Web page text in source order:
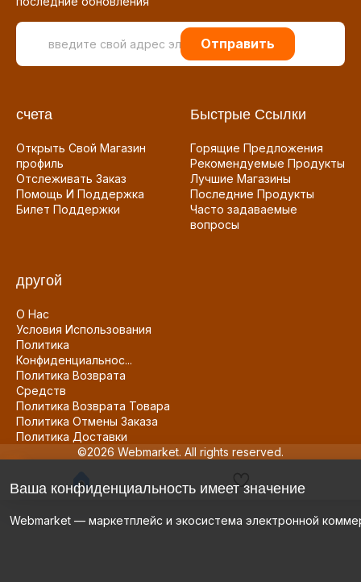
Отправить
счета
Открыть Свой Магазин
профиль
Отслеживать Заказ
Помощь И Поддержка
Билет Поддержки
Быстрые Ссылки
Горящие Предложения
Рекомендуемые Продукты
Лучшие Магазины
Последние Продукты
Часто задаваемые
вопросы
другой
О Нас
Условия Использования
Политика
Конфиденциальнос...
Политика Возврата
Средств
Политика Возврата Товара
Политика Отмены Заказа
Политика Доставки
©2026 Webmarket. All rights reserved.
Ваша конфиденциальность имеет значение
Webmarket — маркетплейс и экосистема электронной